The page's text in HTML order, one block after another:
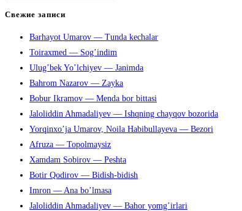
чтобы
панель
поиска.
Свежие записи
Barhayot Umarov — Tunda kechalar
Toiraxmed — Sog’indim
Ulug’bek Yo’lchiyev — Janimda
Bahrom Nazarov — Zayka
Bobur Ikramov — Menda bor bittasi
Jaloliddin Ahmadaliyev — Ishqning chayqov bozorida
Yorqinxo’ja Umarov, Noila Habibullayeva — Bezori
Afruza — Topolmaysiz
Xamdam Sobirov — Peshta
Botir Qodirov — Bidish-bidish
Imron — Ana bo’lmasa
Jaloliddin Ahmadaliyev — Bahor yomg’irlari